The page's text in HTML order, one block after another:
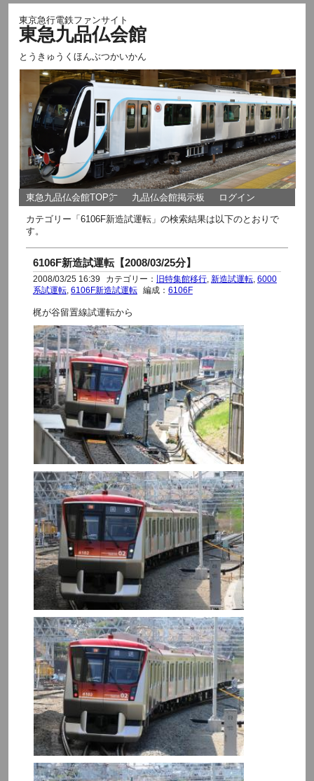
東京急行電鉄ファンサイト
東急九品仏会館
とうきゅうくほんぶつかいかん
東急九品仏会館TOP㌻ 九品仏会館掲示板 ログイン
カテゴリー「6106F新造試運転」の検索結果は以下のとおりで
す。
6106F新造試運転【2008/03/25分】
2008/03/25 16:39 カテゴリー： 旧特集館移行, 新造試運転, 6000
系試運転, 6106F新造試運転 編成： 6106F
梶が谷留置線試運転から